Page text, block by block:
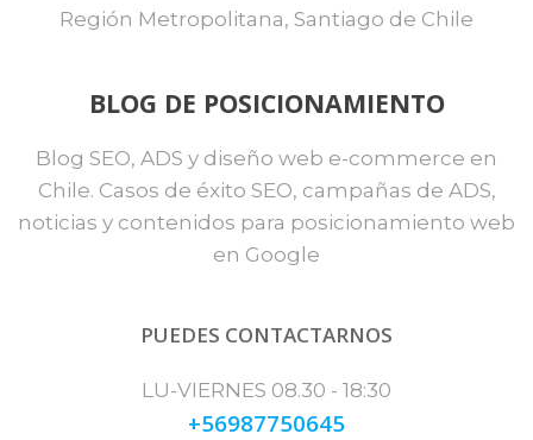
Región Metropolitana, Santiago de Chile
BLOG DE POSICIONAMIENTO
Blog SEO, ADS y diseño web e-commerce en
Chile. Casos de éxito SEO, campañas de ADS,
noticias y contenidos para posicionamiento web
en Google
PUEDES CONTACTARNOS
LU-VIERNES 08.30 - 18:30
+56987750645